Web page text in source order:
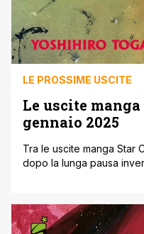
LE PROSSIME USCITE
Le uscite manga
gennaio 2025
Tra le uscite manga Star
dopo la lunga pausa
(anche in edizione
Andolfo, e la